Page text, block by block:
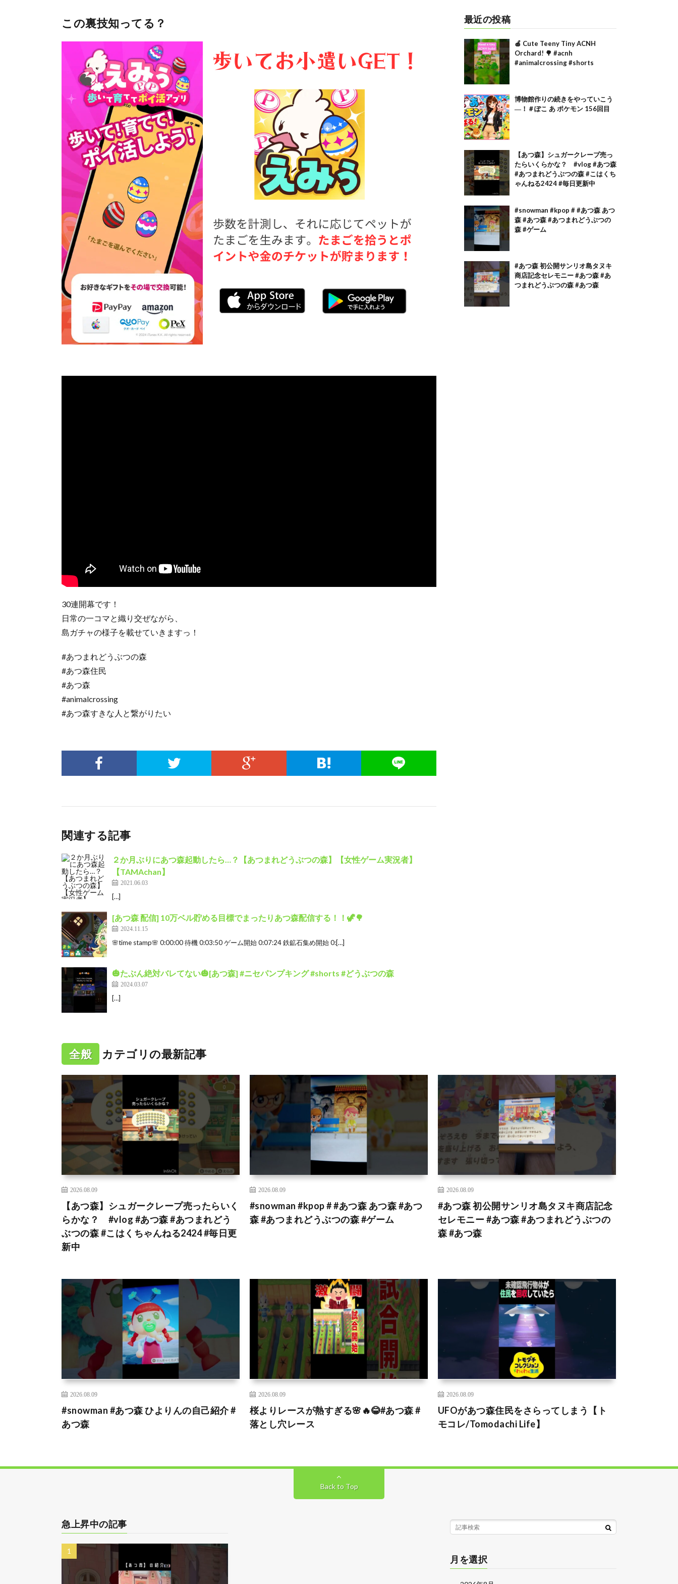
この裏技知ってる？
30連開幕です！
日常の一コマと織り交ぜながら、
島ガチャの様子を載せていきますっ！
#あつまれどうぶつの森
#あつ森住民
#あつ森
#animalcrossing
#あつ森すきな人と繋がりたい
関連する記事
２か月ぶりにあつ森起動したら…？【あつまれどうぶつの森】【女性ゲーム実況者】
【TAMAchan】
2021.06.03
[…]
[あつ森 配信] 10万ベル貯める目標でまったりあつ森配信する！！🦖🌳
2024.11.15
🌸time stamp🌸 0:00:00 待機 0:03:50 ゲーム開始 0:07:24 鉄鉱石集め開始 0:[…]
🎃たぶん絶対バレてない🎃[あつ森] #ニセパンプキング #shorts #どうぶつの森
2024.03.07
[…]
最近の投稿
🍎 Cute Teeny Tiny ACNH
Orchard! 🌳 #acnh
#animalcrossing #shorts
博物館作りの続きをやっていこう
―！＃ぽこ あ ポケモン 156回目
【あつ森】シュガークレープ売っ
たらいくらかな？ #vlog #あつ森
#あつまれどうぶつの森 #こはくち
ゃんねる2424 #毎日更新中
#snowman #kpop # #あつ森 あつ
森 #あつ森 #あつまれどうぶつの
森 #ゲーム
#あつ森 初公開サンリオ島タヌキ
商店記念セレモニー #あつ森 #あ
つまれどうぶつの森 #あつ森
全般 カテゴリの最新記事
2026.08.09
【あつ森】シュガークレープ売ったらいく
らかな？ #vlog #あつ森 #あつまれどう
ぶつの森 #こはくちゃんねる2424 #毎日更
新中
2026.08.09
#snowman #kpop # #あつ森 あつ森 #あつ
森 #あつまれどうぶつの森 #ゲーム
2026.08.09
#あつ森 初公開サンリオ島タヌキ商店記念
セレモニー #あつ森 #あつまれどうぶつの
森 #あつ森
2026.08.09
#snowman #あつ森 ひよりんの自己紹介 #
あつ森
2026.08.09
桜よりレースが熱すぎる🌸🔥😂#あつ森 #
落とし穴レース
2026.08.09
UFOがあつ森住民をさらってしまう【ト
モコレ/Tomodachi Life】
Back to Top
急上昇中の記事
月を選択